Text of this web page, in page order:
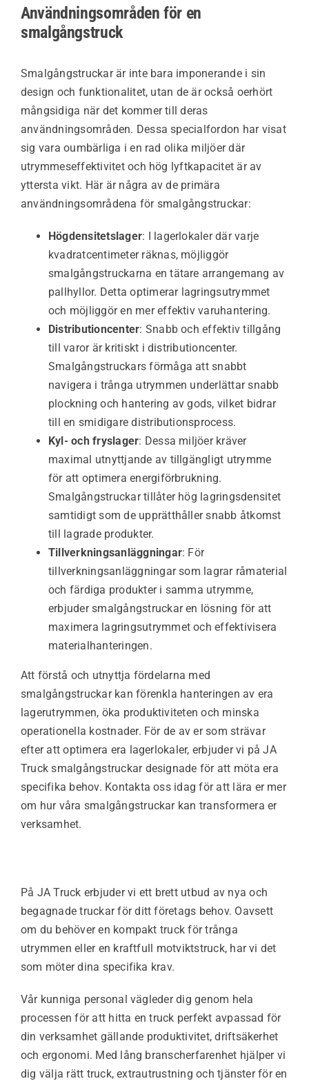
Användningsområden för en
smalgångstruck
Smalgångstruckar är inte bara imponerande i sin
design och funktionalitet, utan de är också oerhört
mångsidiga när det kommer till deras
användningsområden. Dessa specialfordon har visat
sig vara oumbärliga i en rad olika miljöer där
utrymmeseffektivitet och hög lyftkapacitet är av
yttersta vikt. Här är några av de primära
användningsområdena för smalgångstruckar:
Högdensitetslager: I lagerlokaler där varje
kvadratcentimeter räknas, möjliggör
smalgångstruckarna en tätare arrangemang av
pallhyllor. Detta optimerar lagringsutrymmet
och möjliggör en mer effektiv varuhantering.
Distributioncenter: Snabb och effektiv tillgång
till varor är kritiskt i distributioncenter.
Smalgångstruckars förmåga att snabbt
navigera i trånga utrymmen underlättar snabb
plockning och hantering av gods, vilket bidrar
till en smidigare distributionsprocess.
Kyl- och fryslager: Dessa miljöer kräver
maximal utnyttjande av tillgängligt utrymme
för att optimera energiförbrukning.
Smalgångstruckar tillåter hög lagringsdensitet
samtidigt som de upprätthåller snabb åtkomst
till lagrade produkter.
Tillverkningsanläggningar: För
tillverkningsanläggningar som lagrar råmaterial
och färdiga produkter i samma utrymme,
erbjuder smalgångstruckar en lösning för att
maximera lagringsutrymmet och effektivisera
materialhanteringen.
Att förstå och utnyttja fördelarna med
smalgångstruckar kan förenkla hanteringen av era
lagerutrymmen, öka produktiviteten och minska
operationella kostnader. För de av er som strävar
efter att optimera era lagerlokaler, erbjuder vi på JA
Truck smalgångstruckar designade för att möta era
specifika behov. Kontakta oss idag för att lära er mer
om hur våra smalgångstruckar kan transformera er
verksamhet.
På JA Truck erbjuder vi ett brett utbud av nya och
begagnade truckarför ditt företags behov. Oavsett
om du behöver en kompakt truck för trånga
utrymmen eller en kraftfull motviktstruck, har vi det
som möter dina specifika krav.
Vår kunniga personal vägleder dig genom hela
processen för att hitta en truck perfekt avpassad för
din verksamhet gällande produktivitet, driftsäkerhet
och ergonomi. Med lång branscherfarenhet hjälper vi
dig välja rätt truck, extrautrustning och tjänster för en